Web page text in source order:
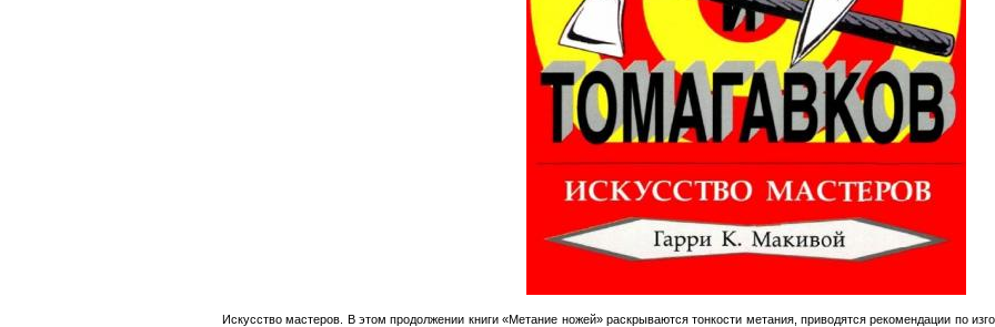
Искусство мастеров. В этом продолжении книги «Метание ножей» раскрываются тонкости метания, приводятся рекомендации по